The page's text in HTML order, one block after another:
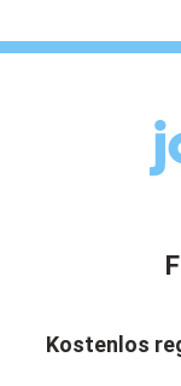
Kostenlos